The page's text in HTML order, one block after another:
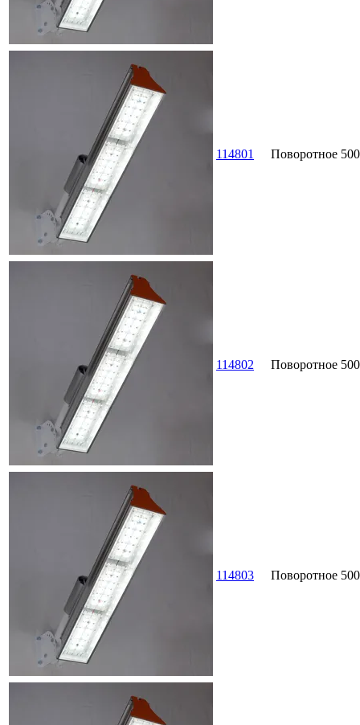
114801 Поворотное
114802 Поворотное
114803 Поворотное